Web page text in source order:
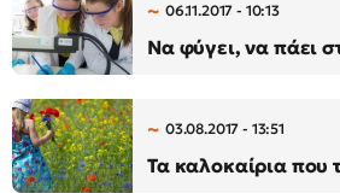
06.11.2017 - 10:13
Να φύγει, να πάει
03.08.2017 - 13:51
Τα καλοκαίρια που